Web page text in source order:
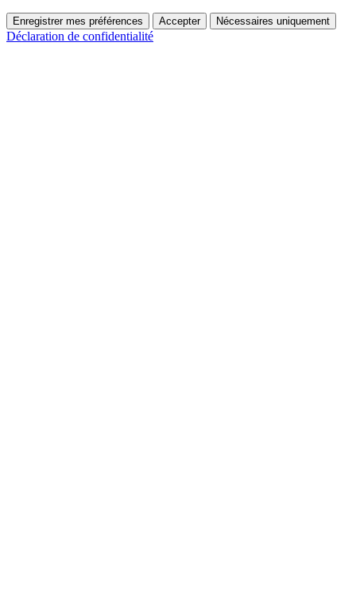
Enregistrer mes préférences Accepter Nécessaires uniquement
Déclaration de confidentialité